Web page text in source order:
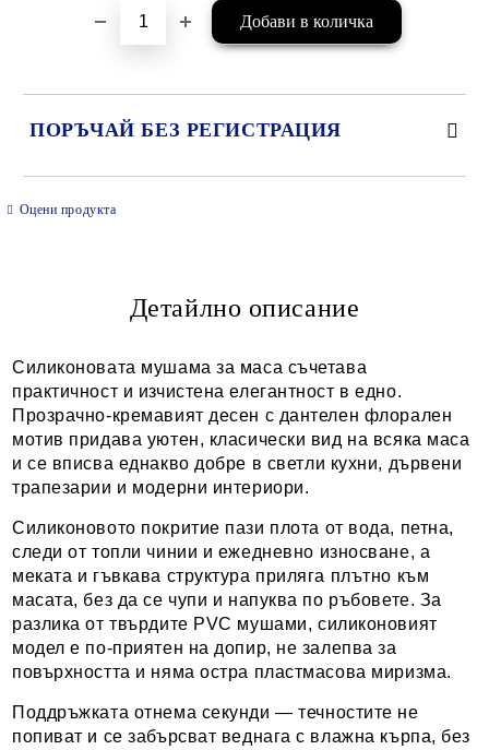
ПОРЪЧАЙ БЕЗ РЕГИСТРАЦИЯ
Ние ще се свържем с вас в рамките на работния ден.
Оцени продукта
Детайлно описание
Силиконовата мушама за маса съчетава
практичност и изчистенаелегантност в едно.
Прозрачно-кремавият десен с дантелен флорален
мотив придава уютен, класически вид на всяка маса
и се вписва еднакво добре в светли кухни, дървени
трапезарии и модерни интериори.
Силиконовото покритие пази плота от вода, петна,
следи оттопли чинии и ежедневно износване, а
меката и гъвкава структура приляга плътно към
масата, без да се чупи и напуква по ръбовете. За
разликаот твърдите PVC мушами, силиконовият
модел е по-приятен на допир, не залепваза
повърхността и няма остра пластмасова миризма.
Поддръжката отнема секунди —течностите не
попиват и се забърсват веднага с влажна кърпа, без